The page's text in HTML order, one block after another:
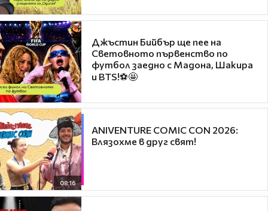
Джъстин Бийбър ще пее на
Световното първенство по
футбол заедно с Мадона, Шакира
и BTS!⚽🤩
08:16
ANIVENTURE COMIC CON 2026:
Влязохме в друг свят!